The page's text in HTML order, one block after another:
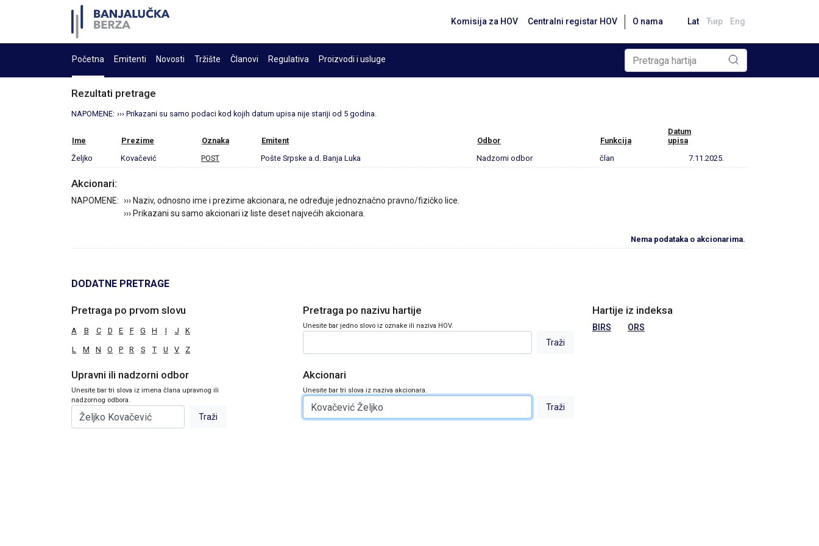
Komisija za HOV Centralni registar HOV O nama Lat Ћир Eng
Početna Emitenti Novosti Tržište Članovi Regulativa Proizvodi i usluge
Rezultati pretrage
NAPOMENE: ››› Prikazani su samo podaci kod kojih datum upisa nije stariji od 5 godina.
Ime Prezime Oznaka Emitent Odbor Funkcija
Datum
upisa
Željko
Kovačević POST Pošte Srpske a.d. Banja Luka Nadzorni odbor član 7.11.2025.
Akcionari:
NAPOMENE: ››› Naziv, odnosno ime i prezime akcionara, ne određuje jednoznačno pravno/fizičko lice.
››› Prikazani su samo akcionari iz liste deset najvećih akcionara.
Nema podataka o akcionarima.
DODATNE PRETRAGE
Pretraga po prvom slovu
A B C D E F G H I J K
L M N O P R S T U V Z
Pretraga po nazivu hartije
Unesite bar jedno slovo iz oznake ili naziva HOV.
Hartije iz indeksa
BIRS ORS
Upravni ili nadzorni odbor
Unesite bar tri slova iz imena člana upravnog ili
nadzornog odbora.
Akcionari
Unesite bar tri slova iz naziva akcionara.